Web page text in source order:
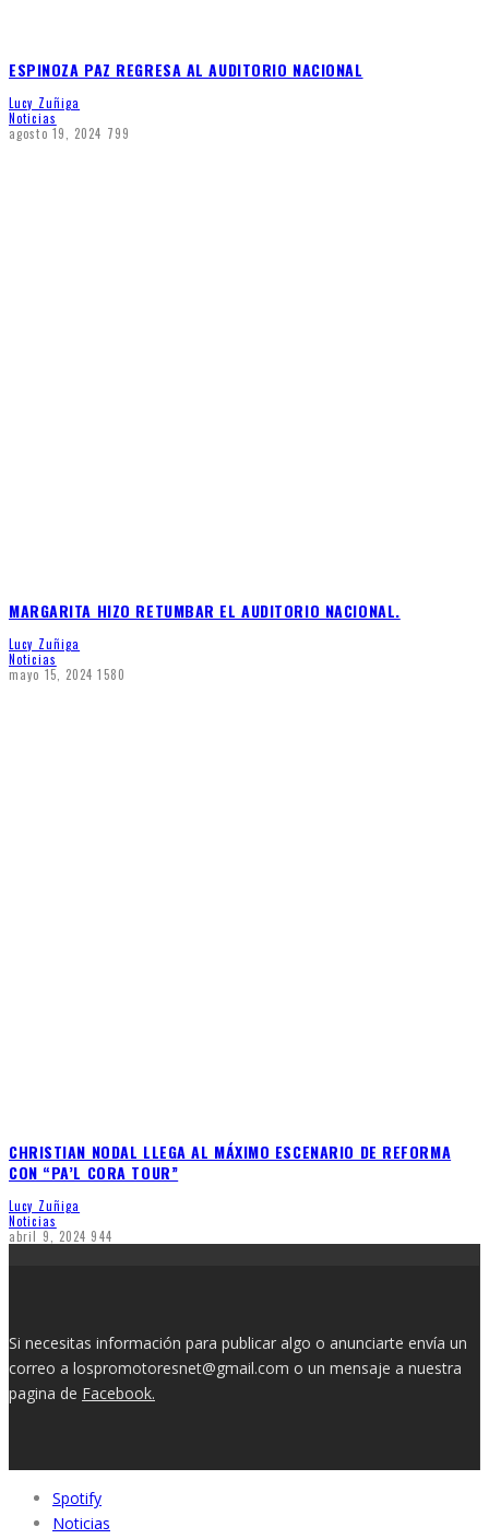
ESPINOZA PAZ REGRESA AL AUDITORIO NACIONAL
Lucy Zuñiga
Noticias
agosto 19, 2024 799
MARGARITA HIZO RETUMBAR EL AUDITORIO NACIONAL.
Lucy Zuñiga
Noticias
mayo 15, 2024 1580
CHRISTIAN NODAL LLEGA AL MÁXIMO ESCENARIO DE REFORMA
CON “PA’L CORA TOUR”
Lucy Zuñiga
Noticias
abril 9, 2024 944
Si necesitas información para publicar algo o anunciarte envía un
correo a lospromotoresnet@gmail.com o un mensaje a nuestra
pagina de Facebook.
Spotify
Noticias